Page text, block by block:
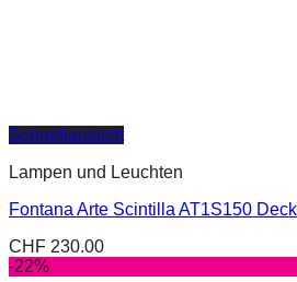
Schnellansicht
Lampen und Leuchten
Fontana Arte Scintilla AT1S150
CHF 230.00
-22%